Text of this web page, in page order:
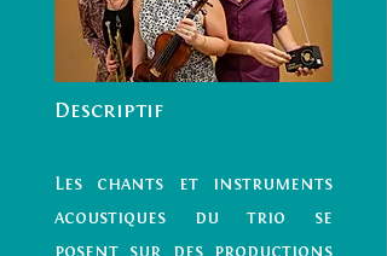
Descriptif
Les chants et instruments
acoustiques du trio se
posent sur des productions